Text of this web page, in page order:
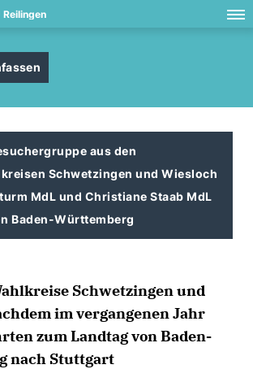
Reilingen
aus den
Schwetzingen und Wiesloch
MdL und Christiane Staab MdL
Baden-Württemberg
Schwetzingen und
im vergangenen Jahr
zum Landtag von Baden-
nach Stuttgart